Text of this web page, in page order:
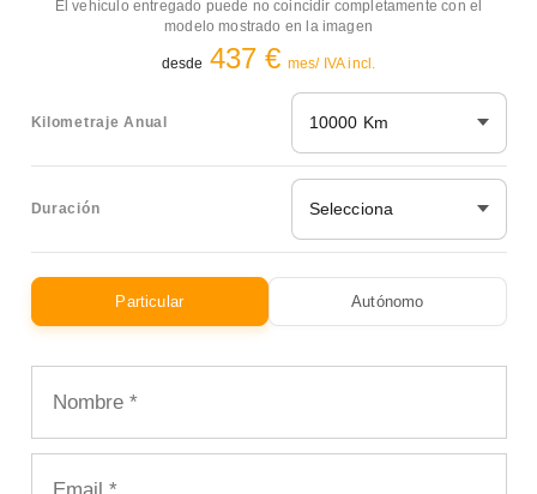
El vehículo entregado puede no coincidir completamente con el
modelo mostrado en la imagen
desde 437 € mes/ IVA incl.
Kilometraje Anual 10000 Km
Duración Selecciona
Particular Autónomo